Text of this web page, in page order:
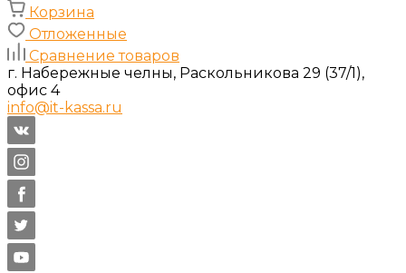
Корзина
Отложенные
Сравнение товаров
г. Набережные челны, Раскольникова 29 (37/1),
офис 4
info@it-kassa.ru